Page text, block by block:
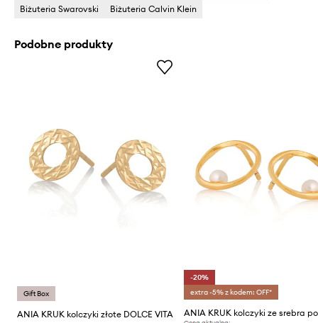
Biżuteria Swarovski
Biżuteria Calvin Klein
Podobne produkty
Gift Box
ANIA KRUK kolczyki złote DOLCE VITA
-20%
extra -5% z kodem: OFF*